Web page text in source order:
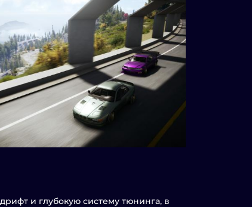
и глубокую систему тюнинга, в